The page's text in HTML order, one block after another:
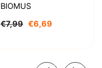
BIOMUS
€7,99 €6,69